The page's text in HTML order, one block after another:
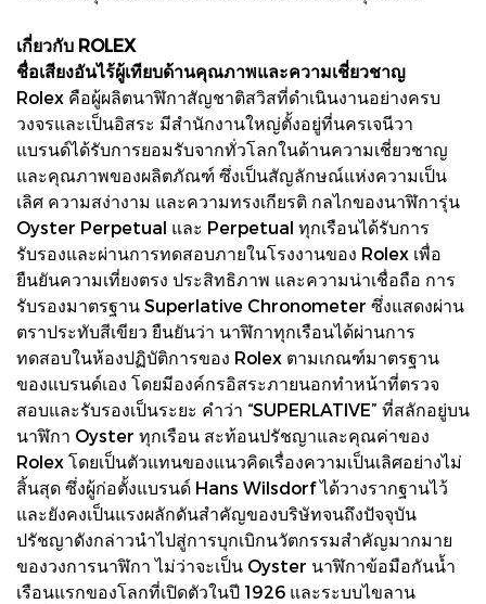
เกี่ยวกับ ROLEX
ชื่อเสียงอันไร้ผู้เทียบด้านคุณภาพและความเชี่ยวชาญ
Rolex คือผู้ผลิตนาฬิกาสัญชาติสวิสที่ดำเนินงานอย่างครบ
วงจรและเป็นอิสระ มีสำนักงานใหญ่ตั้งอยู่ที่นครเจนีวา
แบรนด์ได้รับการยอมรับจากทั่วโลกในด้านความเชี่ยวชาญ
และคุณภาพของผลิตภัณฑ์ ซึ่งเป็นสัญลักษณ์แห่งความเป็น
เลิศ ความสง่างาม และความทรงเกียรติ กลไกของนาฬิการุ่น
Oyster Perpetual และ Perpetual ทุกเรือนได้รับการ
รับรองและผ่านการทดสอบภายในโรงงานของ Rolex เพื่อ
ยืนยันความเที่ยงตรง ประสิทธิภาพ และความน่าเชื่อถือ การ
รับรองมาตรฐาน Superlative Chronometer ซึ่งแสดงผ่าน
ตราประทับสีเขียว ยืนยันว่า นาฬิกาทุกเรือนได้ผ่านการ
ทดสอบในห้องปฏิบัติการของ Rolex ตามเกณฑ์มาตรฐาน
ของแบรนด์เอง โดยมีองค์กรอิสระภายนอกทำหน้าที่ตรวจ
สอบและรับรองเป็นระยะ คำว่า “SUPERLATIVE” ที่สลักอยู่บน
นาฬิกา Oyster ทุกเรือน สะท้อนปรัชญาและคุณค่าของ
Rolex โดยเป็นตัวแทนของแนวคิดเรื่องความเป็นเลิศอย่างไม่
สิ้นสุด ซึ่งผู้ก่อตั้งแบรนด์ Hans Wilsdorf ได้วางรากฐานไว้
และยังคงเป็นแรงผลักดันสำคัญของบริษัทจนถึงปัจจุบัน
ปรัชญาดังกล่าวนำไปสู่การบุกเบิกนวัตกรรมสำคัญมากมาย
ของวงการนาฬิกา ไม่ว่าจะเป็น Oyster นาฬิกาข้อมือกันน้ำ
เรือนแรกของโลกที่เปิดตัวในปี 1926 และระบบไขลาน